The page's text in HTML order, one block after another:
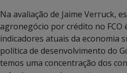
Na avaliação de Jaime Verruck,
agronegócio por crédito no FCO
indicadores atuais da economia
política de desenvolvimento do
temos uma concentração dos